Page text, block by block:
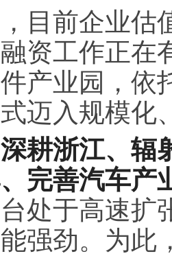
目前企业估
资工作正在
产业园，依
迈入规模化
耕浙江、辐
完善汽车产
处于高速扩
强劲。为此